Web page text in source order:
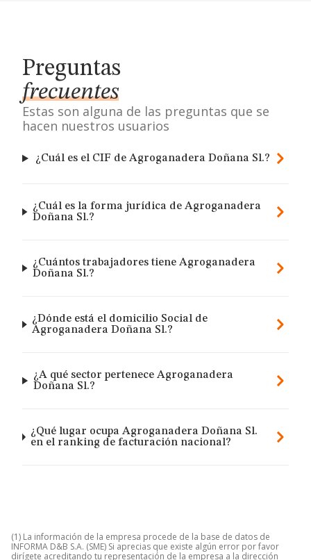
Preguntas
frecuentes
Estas son alguna de las preguntas que se
hacen nuestros usuarios
¿Cuál es el CIF de Agroganadera Doñana Sl.?
¿Cuál es la forma jurídica de Agroganadera
Doñana Sl.?
¿Cuántos trabajadores tiene Agroganadera
Doñana Sl.?
¿Dónde está el domicilio Social de
Agroganadera Doñana Sl.?
¿A qué sector pertenece Agroganadera
Doñana Sl.?
¿Qué lugar ocupa Agroganadera Doñana Sl.
en el ranking de facturación nacional?
(1) La información de la empresa procede de la base de datos de
INFORMA D&B S.A. (SME) Si aprecias que existe algún error por favor
dirígete acreditando tu representación de la empresa a la dirección